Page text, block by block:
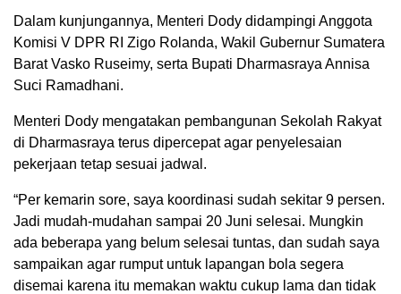
Dalam kunjungannya, Menteri Dody didampingi Anggota
Komisi V DPR RI Zigo Rolanda, Wakil Gubernur Sumatera
Barat Vasko Ruseimy, serta Bupati Dharmasraya Annisa
Suci Ramadhani.
Menteri Dody mengatakan pembangunan Sekolah Rakyat
di Dharmasraya terus dipercepat agar penyelesaian
pekerjaan tetap sesuai jadwal.
“Per kemarin sore, saya koordinasi sudah sekitar 9 persen.
Jadi mudah-mudahan sampai 20 Juni selesai. Mungkin
ada beberapa yang belum selesai tuntas, dan sudah saya
sampaikan agar rumput untuk lapangan bola segera
disemai karena itu memakan waktu cukup lama dan tidak